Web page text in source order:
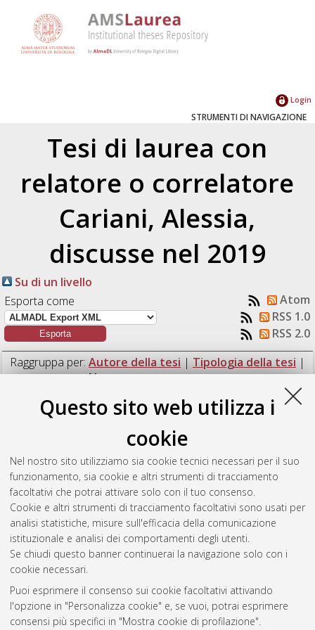
Questo sito web utilizza i
cookie
Nel nostro sito utilizziamo sia cookie tecnici necessari per il suo
funzionamento, sia cookie e altri strumenti di tracciamento
facoltativi che potrai attivare solo con il tuo consenso.
Cookie e altri strumenti di tracciamento facoltativi sono usati per
analisi statistiche, misure sull'efficacia della comunicazione
istituzionale e analisi dei comportamenti degli utenti.
Se chiudi questo banner continuerai la navigazione solo con i
cookie necessari.
Puoi esprimere il consenso sui cookie facoltativi attivando
l'opzione in "Personalizza cookie" e, se vuoi, potrai esprimere
consensi più specifici in "Mostra cookie di profilazione".
Login
STRUMENTI DI NAVIGAZIONE
Tesi di laurea con
relatore o correlatore
Cariani, Alessia,
discusse nel 2019
Su di un livello
Esporta come
Atom
RSS 1.0
RSS 2.0
Raggruppa per: Autore della tesi | Tipologia della tesi |
Nessun raggruppamento
Numero di documenti:1
(2019)Molecular taxonomy and specific
sawfish's finds (Chondrichthyes, Pristidae). [Laurea magistrale],
Università di Bologna, Corso di Studio in Biologia marina [LM-
DM270] - Ravenna, Documento full-text non disponibile
Questa lista e' stata generata ilThu Aug 6 12:24:13 2026
CEST
Atom
Rss 1.0